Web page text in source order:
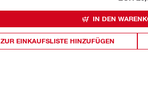
IN DEN
ZUR EINKAUFSLISTE HINZUFÜGEN